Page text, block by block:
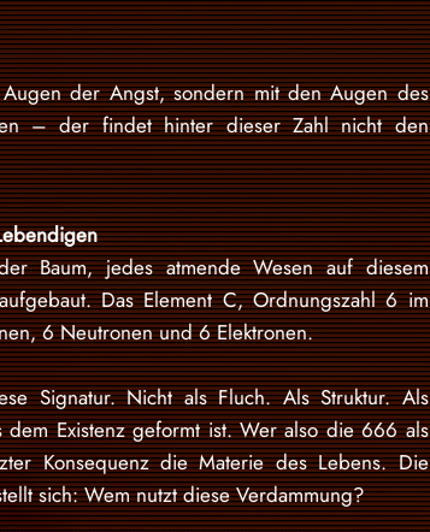
der Angst, sondern mit den Augen des
– der findet hinter dieser Zahl nicht den
Baum, jedes atmende Wesen auf diesem
Das Element C, Ordnungszahl 6 im
6 Neutronen und 6 Elektronen.
Signatur. Nicht als Fluch. Als Struktur. Als
Existenz geformt ist. Wer also die 666 als
Konsequenz die Materie des Lebens. Die
sich: Wem nutzt diese Verdammung?